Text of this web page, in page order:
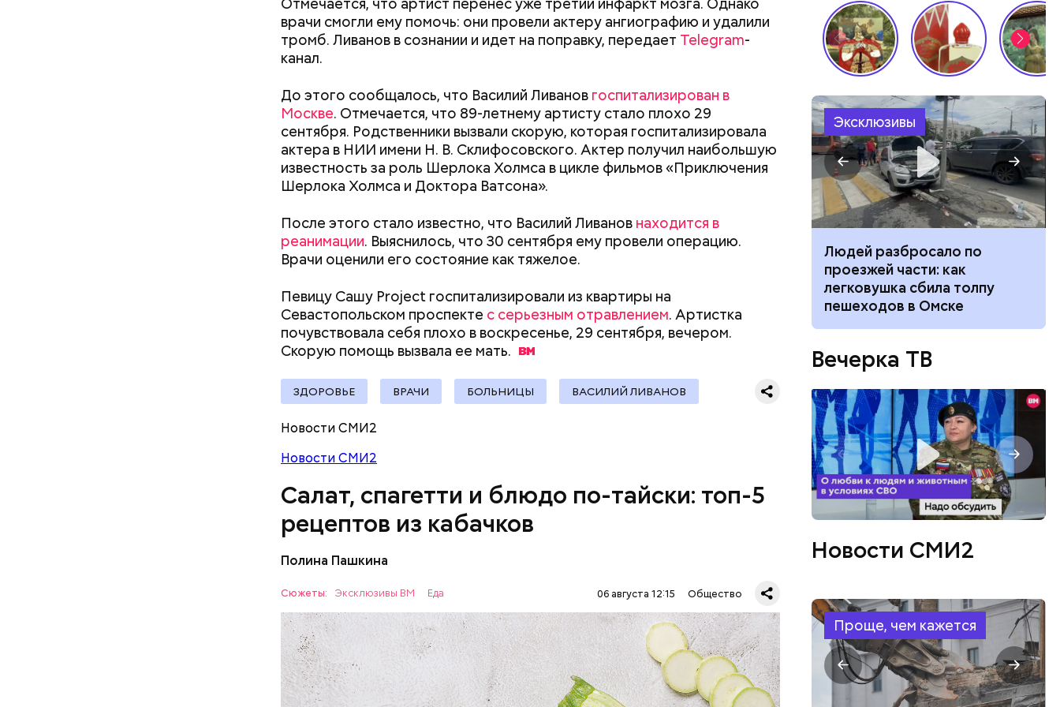
врачи смогли ему помочь: они провели актеру ангиографию и удалили
тромб. Ливанов в сознании и идет на поправку, передает Telegram-
канал.
До этого сообщалось, что Василий Ливанов госпитализирован в
Москве. Отмечается, что 89-летнему артисту стало плохо 29
сентября. Родственники вызвали скорую, которая госпитализировала
актера в НИИ имени Н. В. Склифосовского. Актер получил наибольшую
известность за роль Шерлока Холмса в цикле фильмов «Приключения
Шерлока Холмса и Доктора Ватсона».
После этого стало известно, что Василий Ливанов находится в
реанимации. Выяснилось, что 30 сентября ему провели операцию.
Врачи оценили его состояние как тяжелое.
Певицу Сашу Project госпитализировали из квартиры на
Севастопольском проспекте с серьезным отравлением. Артистка
почувствовала себя плохо в воскресенье, 29 сентября, вечером.
Скорую помощь вызвала ее мать.
ЗДОРОВЬЕ ВРАЧИ БОЛЬНИЦЫ ВАСИЛИЙ ЛИВАНОВ
Новости СМИ2
Новости СМИ2
Салат, спагетти и блюдо по-тайски: топ-5
рецептов из кабачков
Полина Пашкина
Сюжеты: Эксклюзивы ВМ Еда 06 августа 12:15 Общество
Ингредиенты:
кабачок;
петрушка;
чеснок;
оливковое масло;
соль.
ЕДА ОВОЩИ РЕЦЕПТЫ
Вред дыни
Фото: Shutterstock
А врач-эндокринолог Алексей Калинчев рассказал, что существует
множество блюд, где используют растение.
Эксклюзивы
Хотела спасти малыша: как
мать и сын погибли при
падении из окна в Раменском
Вода за 10 тысяч: поможет ли
Людей разбросало по
проезжей части: как
легковушка сбила толпу
пешеходов в Омске
Вечерка ТВ
Новости СМИ2
Проще, чем кажется